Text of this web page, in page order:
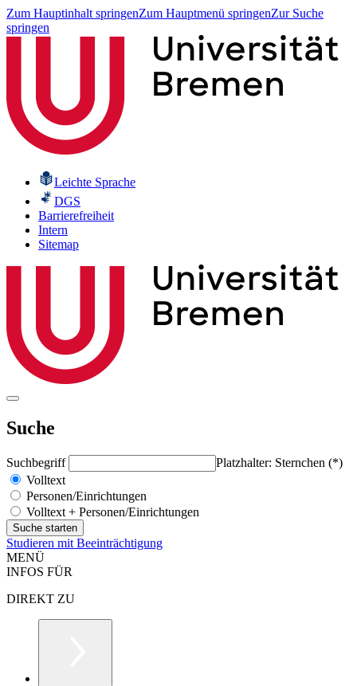
Zum Hauptinhalt springenZum Hauptmenü springenZur Suche
springen
Leichte Sprache
DGS
Barrierefreiheit
Intern
Sitemap
Suche
Suchbegriff
Platzhalter: Sternchen (*)
Volltext
Personen/Einrichtungen
Volltext + Personen/Einrichtungen
Studieren mit Beeinträchtigung
MENÜ
INFOS FÜR
DIREKT ZU